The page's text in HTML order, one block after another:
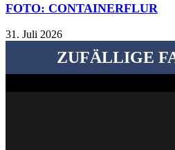
FOTO: CONTAINERFLUR
31. Juli 2026
ZUFÄLLIGE